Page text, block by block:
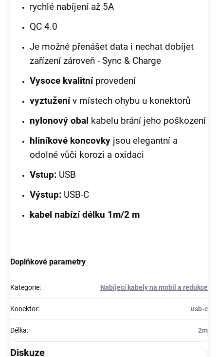
rychlé nabíjení až 5A
QC 4.0
Je možné přenášet data i nechat dobíjet
zařízení zároveň - Sync & Charge
Vysoce kvalitníprovedení
vyztuženív místech ohybu u konektorů
nylonový obal kabelu brání jeho poškození
hliníkové koncovky jsou elegantní a
odolné vůči korozi a oxidaci
Vstup: USB
Výstup: USB-C
kabel nabízí délku 1m/2 m
Doplňkové parametry
Kategorie: Nabíjecí kabely na mobil a redukce
Konektor: usb-c
Délka: 2m
Diskuze